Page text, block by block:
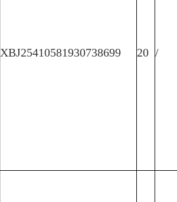
XBJ25410581930738699 20 /